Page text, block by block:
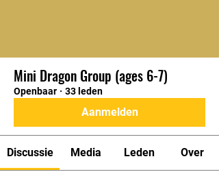
Mini Dragon Group (ages 6-7)
Openbaar · 33 leden
Aanmelden
Discussie Media Leden Over